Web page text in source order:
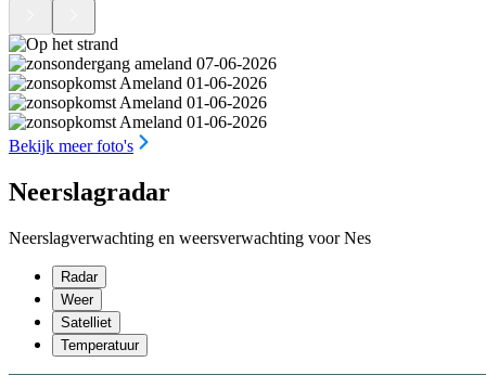
Bekijk meer foto's
Neerslagradar
Neerslagverwachting en weersverwachting voor Nes
Radar
Weer
Satelliet
Temperatuur